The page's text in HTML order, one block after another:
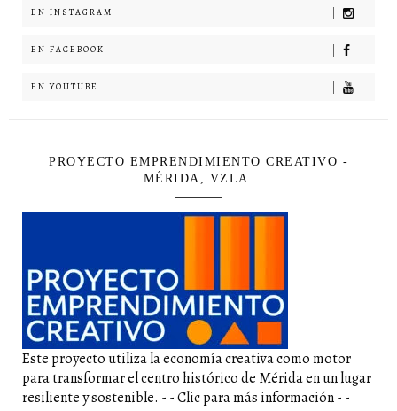
EN INSTAGRAM
EN FACEBOOK
EN YOUTUBE
PROYECTO EMPRENDIMIENTO CREATIVO -
MÉRIDA, VZLA.
Este proyecto utiliza la economía creativa como motor
para transformar el centro histórico de Mérida en un lugar
resiliente y sostenible. - - Clic para más información - -